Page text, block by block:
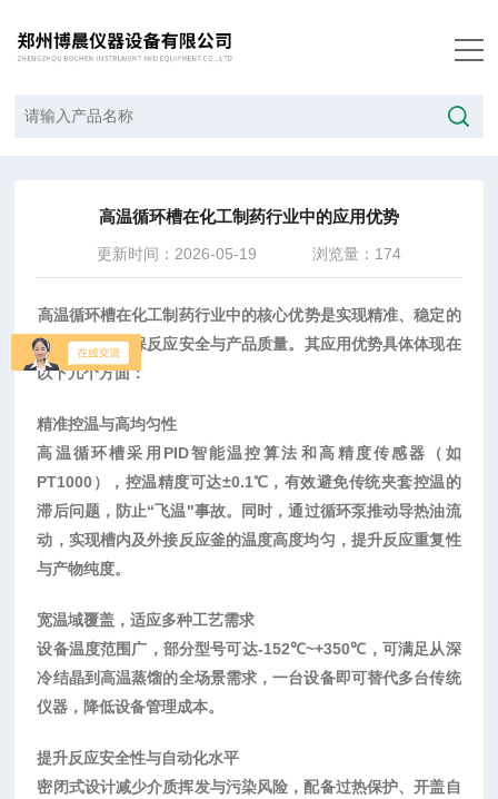
高温循环槽在化工制药行业中的应用优势
更新时间：2026-05-19 浏览量：174
高温循环槽在化工制药行业中的核心优势是实现精准、稳定的
温度控制‌，确保反应安全与产品质量。其应用优势具体体现在
以下几个方面：
精准控温与高均匀性
高温循环槽采用 PID智能温控算法 ‌和高精度传感器（如
PT1000），控温精度可达±0.1℃，有效避免传统夹套控温的
滞后问题，防止“飞温"事故。同时，通过循环泵推动导热油流
动，实现槽内及外接反应釜的温度高度均匀，提升反应重复性
与产物纯度。
宽温域覆盖，适应多种工艺需求
设备温度范围广，部分型号可达-152℃~+350℃ ‌，可满足从深
冷结晶到高温蒸馏的全场景需求，一台设备即可替代多台传统
仪器，降低设备管理成本。
提升反应安全性与自动化水平
密闭式设计减少介质挥发与污染风险，配备过热保护、开盖自